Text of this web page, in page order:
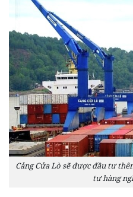
Cảng Cửa Lò sẽ được đầu tư
tư hàng